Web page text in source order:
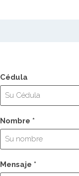
Cédula
Nombre *
Mensaje *